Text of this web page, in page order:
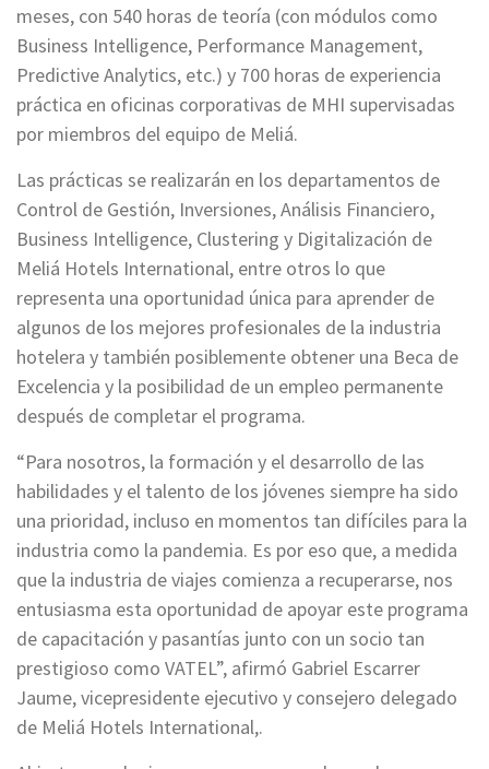
meses, con 540 horas de teoría (con módulos como
Business Intelligence, Performance Management,
Predictive Analytics, etc.) y 700 horas de experiencia
práctica en oficinas corporativas de MHI supervisadas
por miembros del equipo de Meliá.
Las prácticas se realizarán en los departamentos de
Control de Gestión, Inversiones, Análisis Financiero,
Business Intelligence, Clustering y Digitalización de
Meliá Hotels International, entre otros lo que
representa una oportunidad única para aprender de
algunos de los mejores profesionales de la industria
hotelera y también posiblemente obtener una Beca de
Excelencia y la posibilidad de un empleo permanente
después de completar el programa.
“Para nosotros, la formación y el desarrollo de las
habilidades y el talento de los jóvenes siempre ha sido
una prioridad, incluso en momentos tan difíciles para la
industria como la pandemia. Es por eso que, a medida
que la industria de viajes comienza a recuperarse, nos
entusiasma esta oportunidad de apoyar este programa
de capacitación y pasantías junto con un socio tan
prestigioso como VATEL”, afirmó Gabriel Escarrer
Jaume, vicepresidente ejecutivo y consejero delegado
de Meliá Hotels International,.